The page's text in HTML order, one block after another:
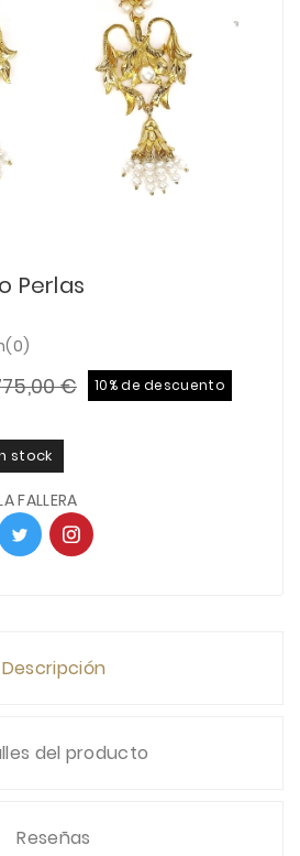
Perlas
€ 10% de descuento
stock
FALLERA
Descripción
del producto
Reseñas